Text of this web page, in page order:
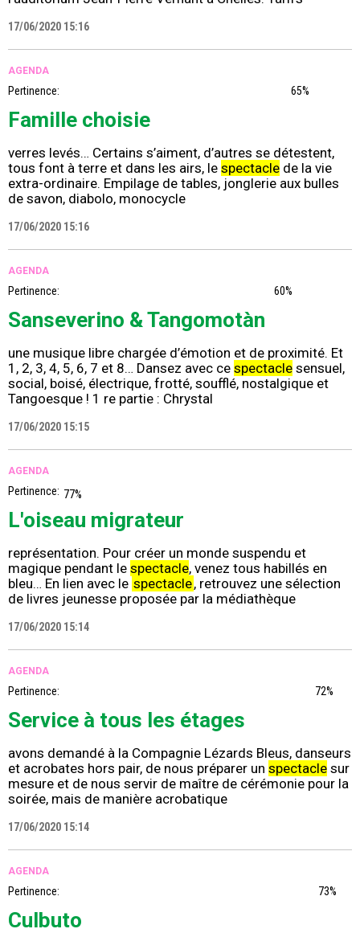
17/06/2020 15:16
AGENDA
Pertinence: 65%
Famille choisie
verres levés… Certains s’aiment, d’autres se détestent,
tous font à terre et dans les airs, le spectacle de la vie
extra-ordinaire. Empilage de tables, jonglerie aux bulles
de savon, diabolo, monocycle
17/06/2020 15:16
AGENDA
Pertinence: 60%
Sanseverino & Tangomotàn
une musique libre chargée d’émotion et de proximité. Et
1, 2, 3, 4, 5, 6, 7 et 8… Dansez avec ce spectacle sensuel,
social, boisé, électrique, frotté, soufflé, nostalgique et
Tangoesque ! 1 re partie : Chrystal
17/06/2020 15:15
AGENDA
Pertinence: 77%
L'oiseau migrateur
représentation. Pour créer un monde suspendu et
magique pendant le spectacle, venez tous habillés en
bleu… En lien avec le spectacle, retrouvez une sélection
de livres jeunesse proposée par la médiathèque
17/06/2020 15:14
AGENDA
Pertinence: 72%
Service à tous les étages
avons demandé à la Compagnie Lézards Bleus, danseurs
et acrobates hors pair, de nous préparer un spectacle sur
mesure et de nous servir de maître de cérémonie pour la
soirée, mais de manière acrobatique
17/06/2020 15:14
AGENDA
Pertinence: 73%
Culbuto